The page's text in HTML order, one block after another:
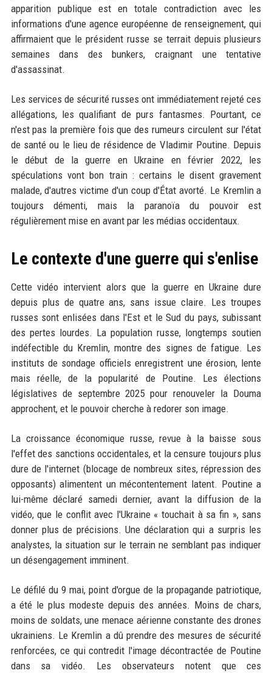
apparition publique est en totale contradiction avec les
informations d'une agence européenne de renseignement, qui
affirmaient que le président russe se terrait depuis plusieurs
semaines dans des bunkers, craignant une tentative
d'assassinat.
Les services de sécurité russes ont immédiatement rejeté ces
allégations, les qualifiant de purs fantasmes. Pourtant, ce
n'est pas la première fois que des rumeurs circulent sur l'état
de santé ou le lieu de résidence de Vladimir Poutine. Depuis
le début de la guerre en Ukraine en février 2022, les
spéculations vont bon train : certains le disent gravement
malade, d'autres victime d'un coup d'État avorté. Le Kremlin a
toujours démenti, mais la paranoïa du pouvoir est
régulièrement mise en avant par les médias occidentaux.
Le contexte d'une guerre qui s'enlise
Cette vidéo intervient alors que la guerre en Ukraine dure
depuis plus de quatre ans, sans issue claire. Les troupes
russes sont enlisées dans l'Est et le Sud du pays, subissant
des pertes lourdes. La population russe, longtemps soutien
indéfectible du Kremlin, montre des signes de fatigue. Les
instituts de sondage officiels enregistrent une érosion, lente
mais réelle, de la popularité de Poutine. Les élections
législatives de septembre 2025 pour renouveler la Douma
approchent, et le pouvoir cherche à redorer son image.
La croissance économique russe, revue à la baisse sous
l'effet des sanctions occidentales, et la censure toujours plus
dure de l'internet (blocage de nombreux sites, répression des
opposants) alimentent un mécontentement latent. Poutine a
lui-même déclaré samedi dernier, avant la diffusion de la
vidéo, que le conflit avec l'Ukraine « touchait à sa fin », sans
donner plus de précisions. Une déclaration qui a surpris les
analystes, la situation sur le terrain ne semblant pas indiquer
un désengagement imminent.
Le défilé du 9 mai, point d'orgue de la propagande patriotique,
a été le plus modeste depuis des années. Moins de chars,
moins de soldats, une menace aérienne constante des drones
ukrainiens. Le Kremlin a dû prendre des mesures de sécurité
renforcées, ce qui contredit l'image décontractée de Poutine
dans sa vidéo. Les observateurs notent que ces